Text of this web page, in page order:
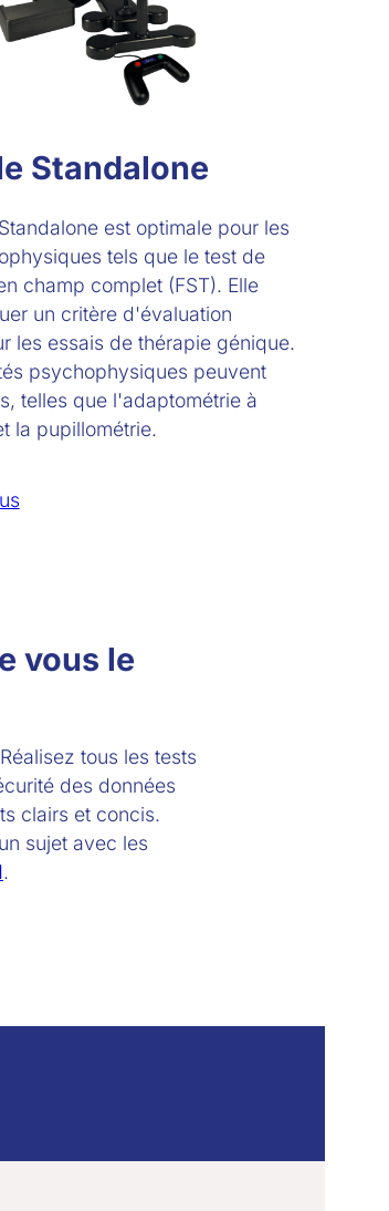
Standalone
est optimale pour les
tels que le test de
champ complet (FST). Elle
un critère d'évaluation
les essais de thérapie génique.
psychophysiques peuvent
telles que l'adaptométrie à
la pupillométrie.
vous le
tous les tests
des données
clairs et concis.
sujet avec les
.